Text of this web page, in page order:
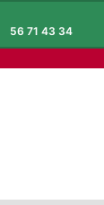
56 71 43 34